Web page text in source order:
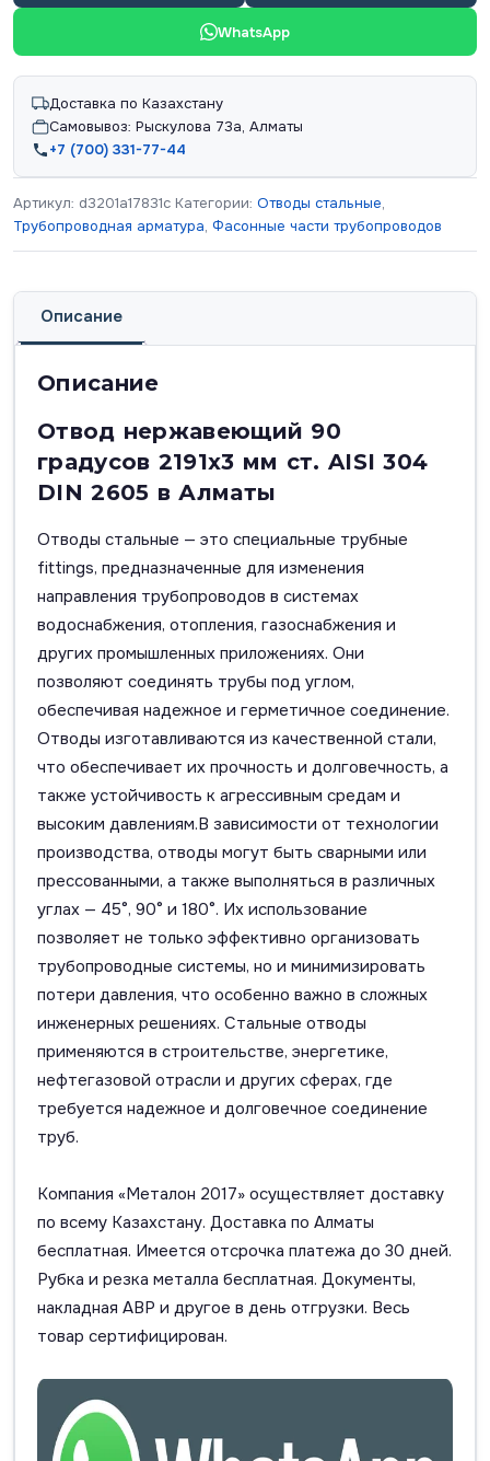
WhatsApp
Доставка по Казахстану
Самовывоз: Рыскулова 73а, Алматы
+7 (700) 331-77-44
Артикул: d3201a17831c Категории: Отводы стальные,
Трубопроводная арматура, Фасонные части трубопроводов
Описание
Описание
Отвод нержавеющий 90
градусов 2191х3 мм ст. AISI 304
DIN 2605 в Алматы
Отводы стальные — это специальные трубные
fittings, предназначенные для изменения
направления трубопроводов в системах
водоснабжения, отопления, газоснабжения и
других промышленных приложениях. Они
позволяют соединять трубы под углом,
обеспечивая надежное и герметичное соединение.
Отводы изготавливаются из качественной стали,
что обеспечивает их прочность и долговечность, а
также устойчивость к агрессивным средам и
высоким давлениям.В зависимости от технологии
производства, отводы могут быть сварными или
прессованными, а также выполняться в различных
углах — 45°, 90° и 180°. Их использование
позволяет не только эффективно организовать
трубопроводные системы, но и минимизировать
потери давления, что особенно важно в сложных
инженерных решениях. Стальные отводы
применяются в строительстве, энергетике,
нефтегазовой отрасли и других сферах, где
требуется надежное и долговечное соединение
труб.
Компания «Металон 2017» осуществляет доставку
по всему Казахстану. Доставка по Алматы
бесплатная. Имеется отсрочка платежа до 30 дней.
Рубка и резка металла бесплатная. Документы,
накладная АВР и другое в день отгрузки. Весь
товар сертифицирован.